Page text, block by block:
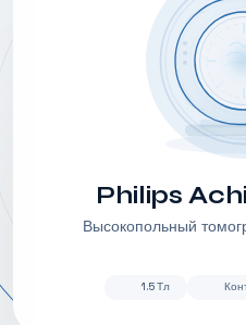
Philips
Высокопольный
1.5 Тл